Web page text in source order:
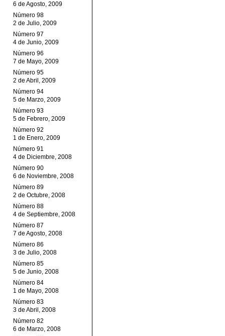
6 de Agosto, 2009
Número 98
2 de Julio, 2009
Número 97
4 de Junio, 2009
Número 96
7 de Mayo, 2009
Número 95
2 de Abril, 2009
Número 94
5 de Marzo, 2009
Número 93
5 de Febrero, 2009
Número 92
1 de Enero, 2009
Número 91
4 de Diciembre, 2008
Número 90
6 de Noviembre, 2008
Número 89
2 de Octubre, 2008
Número 88
4 de Septiembre, 2008
Número 87
7 de Agosto, 2008
Número 86
3 de Julio, 2008
Número 85
5 de Junio, 2008
Número 84
1 de Mayo, 2008
Número 83
3 de Abril, 2008
Número 82
6 de Marzo, 2008